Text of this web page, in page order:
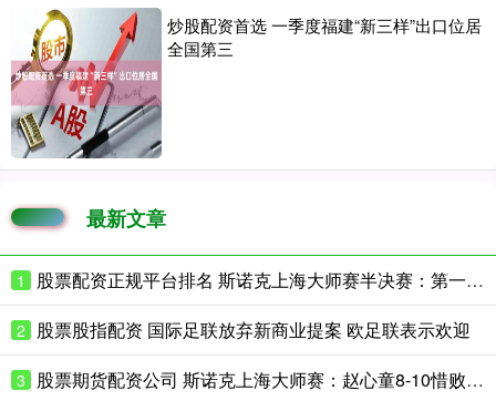
炒股配资首选 一季度福建“新三样”出口位居
全国第三
最新文章
1 股票配资正规平台排名 斯诺克上海大师赛半决赛：第一阶段赵心童4-5落后威尔逊
2 股票股指配资 国际足联放弃新商业提案 欧足联表示欢迎
3 股票期货配资公司 斯诺克上海大师赛：赵心童8-10惜败威尔逊 止步半决赛